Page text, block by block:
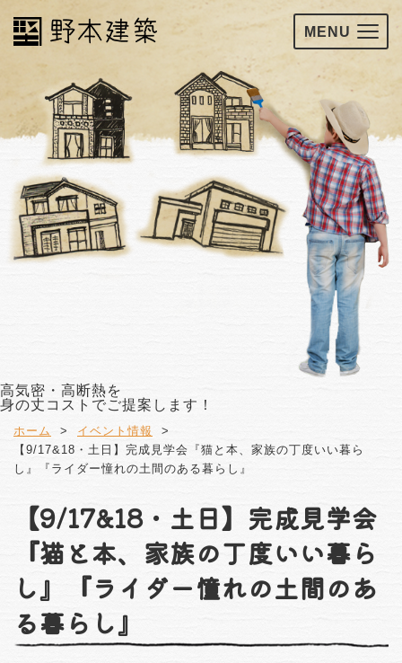
MENU
高気密・高断熱を
身の丈コストでご提案します！
ホーム
イベント情報
【9/17&18・土日】完成見学会『猫と本、家族の丁度いい暮ら
し』『ライダー憧れの土間のある暮らし』
【9/17&18・土日】完成見学会
『猫と本、家族の丁度いい暮ら
し』『ライダー憧れの土間のあ
る暮らし』